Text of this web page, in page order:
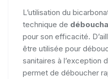
L’utilisation du
technique de
pour son efficacité.
être utilisée pour
sanitaires à l’exception
permet de déboucher